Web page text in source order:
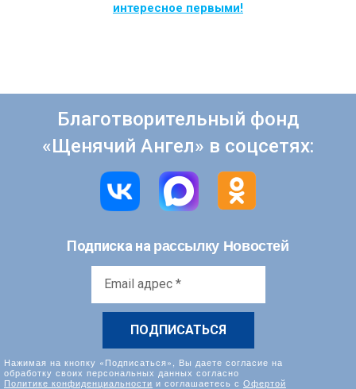
интересное первыми!
Благотворительный фонд
«Щенячий Ангел» в соцсетях:
Подписка на рассылку Новостей
Нажимая на кнопку «Подписаться», Вы даете согласие на
обработку своих персональных данных согласно
Политике конфиденциальности и соглашаетесь с Офертой